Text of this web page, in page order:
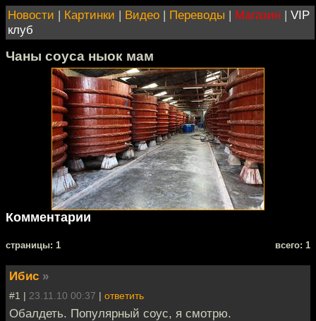
Новости | Картинки | Видео | Переводы | Магазин | VIP
клуб
Чаны соуса ныок мам
Комментарии
cтраницы: 1 всего: 1
Ибис »
#1 | 23.11.10 00:37 | ответить
Обалдеть. Популярный соус, я смотрю.